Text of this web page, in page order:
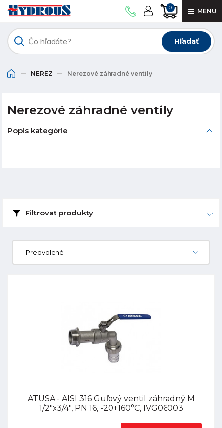
0 MENU
Hľadať
NEREZ Nerezové záhradné ventily
Nerezové záhradné ventily
Popis kategórie
Filtrovať produkty
Predvolené
ATUSA - AISI 316 Guľový ventil záhradný M
1/2"x3/4", PN 16, -20+160°C, IVG06003